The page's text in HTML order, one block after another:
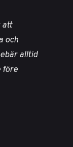
att
och
alltid
före